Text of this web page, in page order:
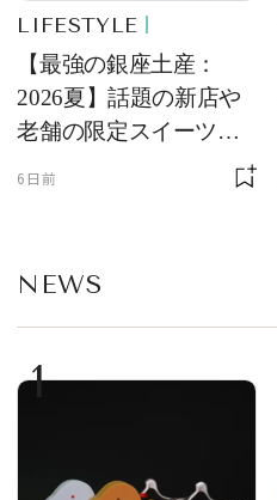
LIFESTYLE
【最強の銀座土産：
2026夏】話題の新店や
老舗の限定スイーツを
ゲット【＃SPURおやつ
6日前
NEWS
1